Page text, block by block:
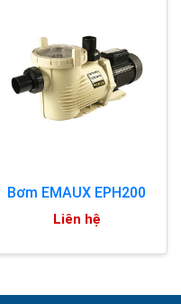
Bơm EMAUX EPH200
Liên hệ